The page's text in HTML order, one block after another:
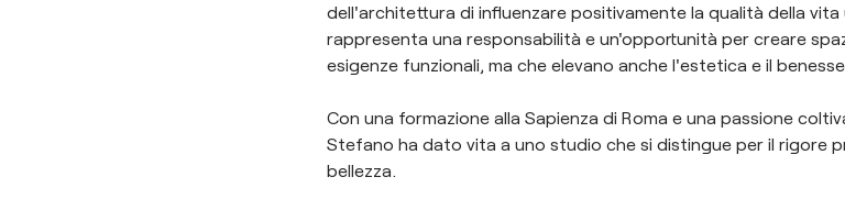
dell'architettura di influenzare positivamente la qualità della vita
rappresenta una responsabilità e un'opportunità per creare
esigenze funzionali, ma che elevano anche l'estetica e il
Con una formazione alla Sapienza di Roma e una passione
Stefano ha dato vita a uno studio che si distingue per il rigore
bellezza.